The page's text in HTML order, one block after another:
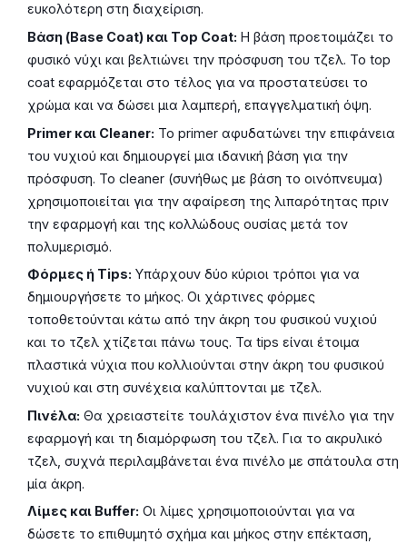
ευκολότερη στη διαχείριση.
Βάση (Base Coat) και Top Coat: Η βάση προετοιμάζει το
φυσικό νύχι και βελτιώνει την πρόσφυση του τζελ. Το top
coat εφαρμόζεται στο τέλος για να προστατεύσει το
χρώμα και να δώσει μια λαμπερή, επαγγελματική όψη.
Primer και Cleaner: Το primer αφυδατώνει την επιφάνεια
του νυχιού και δημιουργεί μια ιδανική βάση για την
πρόσφυση. Το cleaner (συνήθως με βάση το οινόπνευμα)
χρησιμοποιείται για την αφαίρεση της λιπαρότητας πριν
την εφαρμογή και της κολλώδους ουσίας μετά τον
πολυμερισμό.
Φόρμες ή Tips: Υπάρχουν δύο κύριοι τρόποι για να
δημιουργήσετε το μήκος. Οι χάρτινες φόρμες
τοποθετούνται κάτω από την άκρη του φυσικού νυχιού
και το τζελ χτίζεται πάνω τους. Τα tips είναι έτοιμα
πλαστικά νύχια που κολλιούνται στην άκρη του φυσικού
νυχιού και στη συνέχεια καλύπτονται με τζελ.
Πινέλα: Θα χρειαστείτε τουλάχιστον ένα πινέλο για την
εφαρμογή και τη διαμόρφωση του τζελ. Για το ακρυλικό
τζελ, συχνά περιλαμβάνεται ένα πινέλο με σπάτουλα στη
μία άκρη.
Λίμες και Buffer: Οι λίμες χρησιμοποιούνται για να
δώσετε το επιθυμητό σχήμα και μήκος στην επέκταση,